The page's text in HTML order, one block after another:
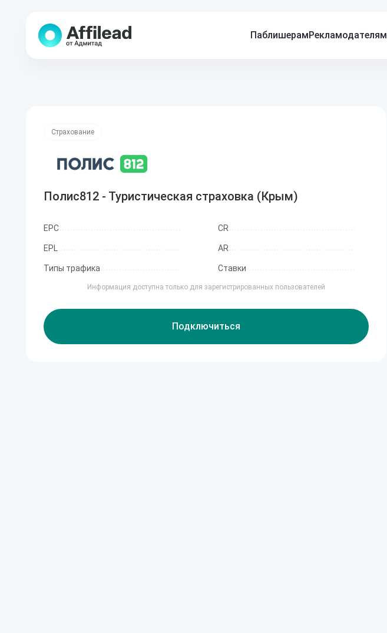
ПаблишерамРекламодателям
Страхование
Полис812 - Туристическая страховка (Крым)
EPC CR
EPL AR
Типы трафика Ставки
Информация доступна только для зарегистрированных пользователей
Подключиться